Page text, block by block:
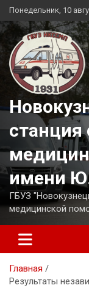
Перейти
к
содержимому
Понедельник, 10
станция
имени
ГБУЗ
медицинской
Главная
Результаты